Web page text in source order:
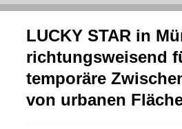
LUCKY STAR in
richtungsweisend
temporäre
von urbanen